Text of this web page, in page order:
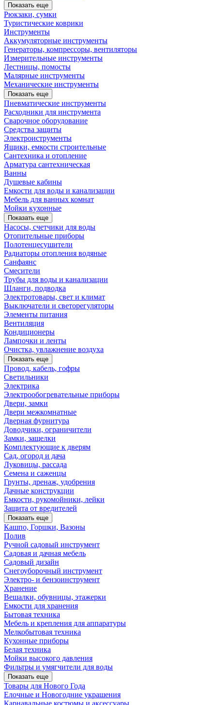
Показать еще
Рюкзаки, сумки
Туристические коврики
Инструменты
Аккумуляторные инструменты
Генераторы, компрессоры, вентиляторы
Измерительные инструменты
Лестницы, помосты
Малярные инструменты
Механические инструменты
Показать еще
Пневматические инструменты
Расходники для инструмента
Сварочное оборудование
Средства защиты
Электроиструменты
Ящики, емкости строительные
Сантехника и отопление
Арматура сантехническая
Ванны
Душевые кабины
Емкости для воды и канализации
Мебель для ванных комнат
Мойки кухонные
Показать еще
Насосы, счетчики для воды
Отопительные приборы
Полотенцесушители
Радиаторы отопления водяные
Санфаянс
Смесители
Трубы для воды и канализации
Шланги, подводка
Электротовары, свет и климат
Выключатели и светорегуляторы
Элементы питания
Вентиляция
Кондиционеры
Лампочки и ленты
Очистка, увлажнение воздуха
Показать еще
Провод, кабель, гофры
Светильники
Электрика
Электрообогревательные приборы
Двери, замки
Двери межкомнатные
Дверная фурнитура
Доводчики, ограничители
Замки, защелки
Комплектующие к дверям
Сад, огород и дача
Луковицы, рассада
Семена и саженцы
Грунты, дренаж, удобрения
Дачные конструкции
Емкости, рукомойники, лейки
Защита от вредителей
Показать еще
Кашпо, Горшки, Вазоны
Полив
Ручной садовый инструмент
Садовая и дачная мебель
Садовый дизайн
Снегоуборочный инструмент
Электро- и бензоинструмент
Хранение
Вешалки, обувницы, этажерки
Емкости для хранения
Бытовая техника
Мебель и крепления для аппаратуры
Мелкобытовая техника
Кухонные приборы
Белая техника
Мойки высокого давления
Фильтры и умягчители для воды
Показать еще
Товары для Нового Года
Елочные и Новогодние украшения
Карнавальные костюмы и аксессуары